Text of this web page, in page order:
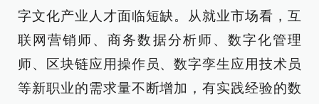
字文化产业人才面临短缺。从就业市场看，互
联网营销师、商务数据分析师、数字化管理
师、区块链应用操作员、数字孪生应用技术员
等新职业的需求量不断增加，有实践经验的数